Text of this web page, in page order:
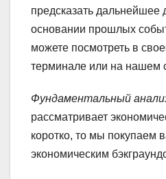
предсказать
основании прошлых
можете посмотреть в
терминале или на нашем
Фундаментальный
рассматривает
коротко, то мы покупаем
экономическим